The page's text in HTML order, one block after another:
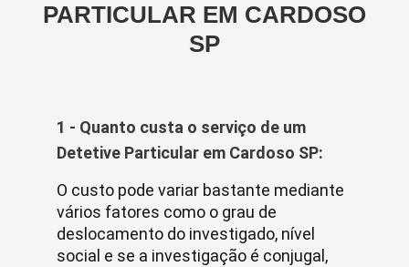
PARTICULAR EM CARDOSO
SP
1 - Quanto custa o serviço de um
Detetive Particular em Cardoso SP:
O custo pode variar bastante mediante
vários fatores como o grau de
deslocamento do investigado, nível
social e se a investigação é conjugal,